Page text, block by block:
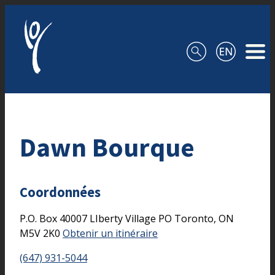
Dawn Bourque
Coordonnées
P.O. Box 40007 LIberty Village PO Toronto, ON
M5V 2K0 Obtenir un itinéraire
(647) 931-5044